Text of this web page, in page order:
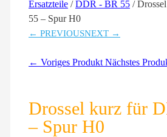
Ersatzteile /DDR - BR 55 /
55 – Spur H0
← PREVIOUSNEXT →
← Voriges Produkt Nächstes
Drossel kurz für
– Spur H0